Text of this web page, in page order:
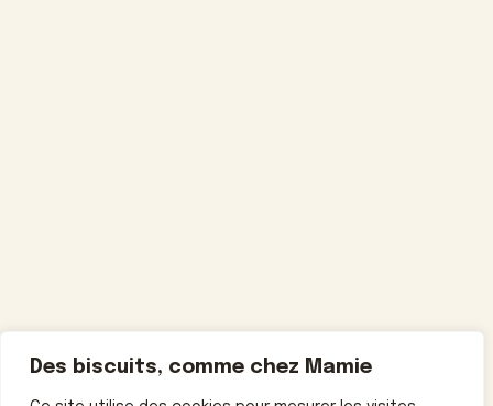
Des biscuits, comme chez Mamie